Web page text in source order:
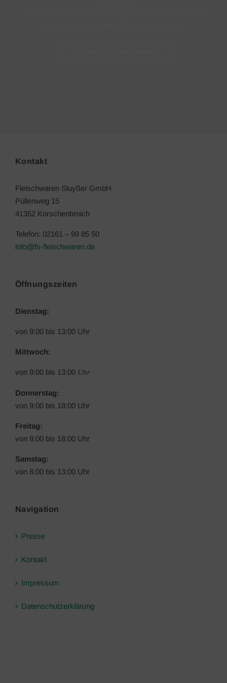
Kontakt
Fleischwaren Sluyßer GmbH
Püllenweg 15
41352 Korschenbroich
Telefon: 02161 – 99 85 50
info@fs-fleischwaren.de
Öffnungszeiten
Dienstag:
von 9:00 bis 13:00 Uhr
Mittwoch:
von 9:00 bis 13:00 Uhr
Donnerstag:
von 9:00 bis 18:00 Uhr
Freitag:
von 9:00 bis 18:00 Uhr
Samstag:
von 8:00 bis 13:00 Uhr
Navigation
Presse
Kontakt
Impressum
Datenschutzerklärung